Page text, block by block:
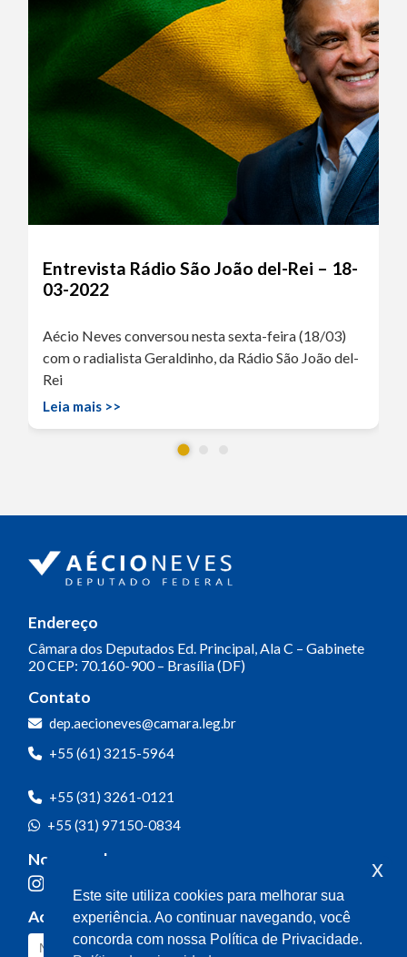
Entrevista Rádio São João del-Rei – 18-
03-2022
Aécio Neves conversou nesta sexta-feira (18/03)
com o radialista Geraldinho, da Rádio São João del-
Rei
Leia mais >>
Endereço
Câmara dos Deputados Ed. Principal, Ala C – Gabinete
20CEP: 70.160-900 – Brasília (DF)
Contato
dep.aecioneves@camara.leg.br
+55 (61) 3215-5964
+55 (31) 3261-0121
+55 (31) 97150-0834
Nossas redes
Acompanhe o meu mandato
Este site utiliza cookies para melhorar sua
experiência. Ao continuar navegando, você
concorda com nossa Política de Privacidade.
x